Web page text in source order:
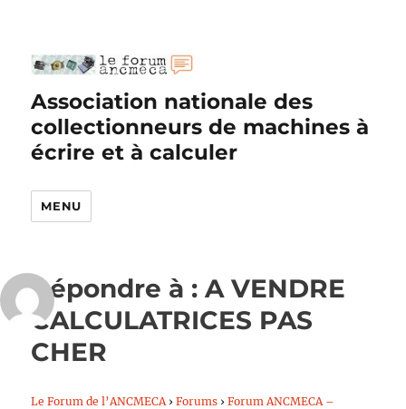
Association nationale des
collectionneurs de machines à
écrire et à calculer
MENU
Répondre à : A VENDRE
CALCULATRICES PAS
CHER
Le Forum de l’ANCMECA › Forums › Forum ANCMECA –